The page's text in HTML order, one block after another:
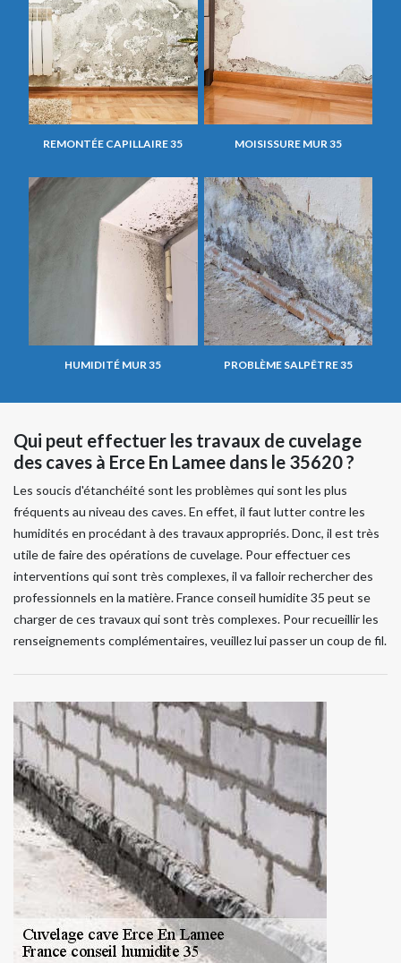
REMONTÉE CAPILLAIRE 35 MOISISSURE MUR 35
HUMIDITÉ MUR 35 PROBLÈME SALPÊTRE 35
Qui peut effectuer les travaux de cuvelage
des caves à Erce En Lamee dans le 35620 ?
Les soucis d'étanchéité sont les problèmes qui sont les plus
fréquents au niveau des caves. En effet, il faut lutter contre les
humidités en procédant à des travaux appropriés. Donc, il est très
utile de faire des opérations de cuvelage. Pour effectuer ces
interventions qui sont très complexes, il va falloir rechercher des
professionnels en la matière. France conseil humidite 35 peut se
charger de ces travaux qui sont très complexes. Pour recueillir les
renseignements complémentaires, veuillez lui passer un coup de fil.